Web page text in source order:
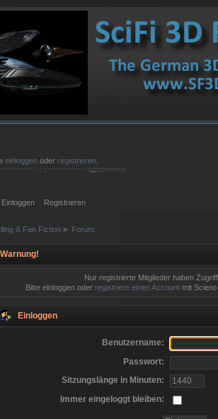
einloggen oder registrieren
Einloggen Registrieren
& Fan Fiction » Forum
Warnung!
Nur registrierte Mitglieder haben
Bitte einloggen oder registriere einen Account mit
Einloggen
Benutzername:
Passwort:
Sitzungslänge in Minuten:
Immer eingeloggt bleiben: